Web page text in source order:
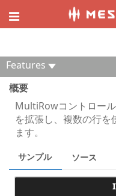
Features
概要
MultiRowコントロー
を拡張し、複数の行を
ます。
サンプル ソース